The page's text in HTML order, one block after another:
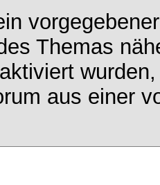
Themas
aus einer